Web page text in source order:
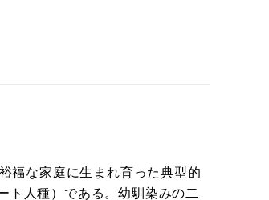
福な家庭に生まれ育った典型的
人種）である。幼馴染みの二